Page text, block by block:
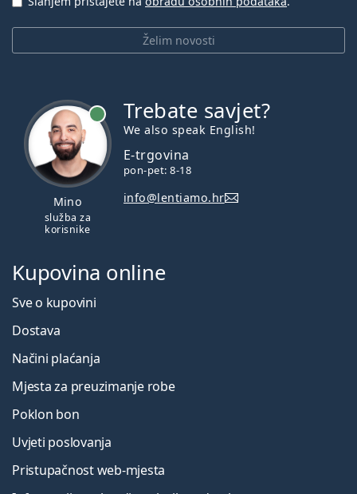
Želim novosti
Mino
služba za
korisnike
Trebate savjet?
We also speak English!
E-trgovina
pon-pet: 8-18
info@lentiamo.hr
Kupovina online
Sve o kupovini
Dostava
Načini plaćanja
Mjesta za preuzimanje robe
Poklon bon
Uvjeti poslovanja
Pristupačnost web-mjesta